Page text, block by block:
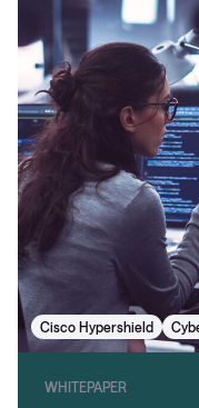
Cisco Hypershield
WHITEPAPER